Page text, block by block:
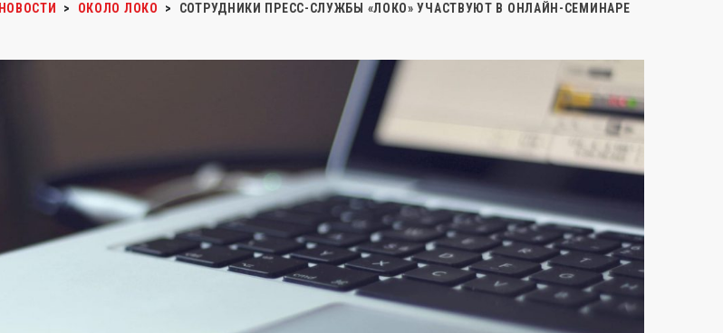
НОВОСТИ > ОКОЛО ЛОКО >
СОТРУДНИКИ ПРЕСС-СЛУЖБЫ «ЛОКО» УЧАСТВУЮТ В ОНЛАЙН-СЕМИНАРЕ